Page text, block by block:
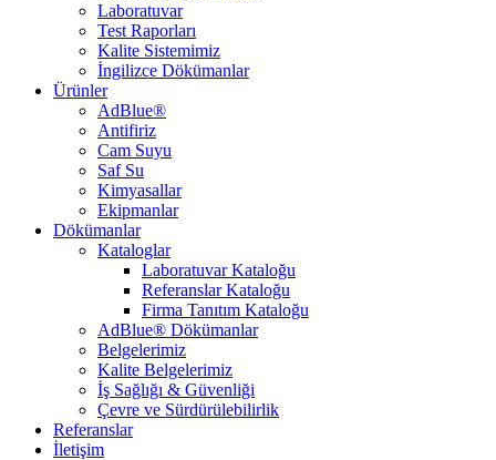
Laboratuvar
Test Raporları
Kalite Sistemimiz
İngilizce Dökümanlar
Ürünler
AdBlue®
Antifiriz
Cam Suyu
Saf Su
Kimyasallar
Ekipmanlar
Dökümanlar
Kataloglar
Laboratuvar Kataloğu
Referanslar Kataloğu
Firma Tanıtım Kataloğu
AdBlue® Dökümanlar
Belgelerimiz
Kalite Belgelerimiz
İş Sağlığı & Güvenliği
Çevre ve Sürdürülebilirlik
Referanslar
İletişim